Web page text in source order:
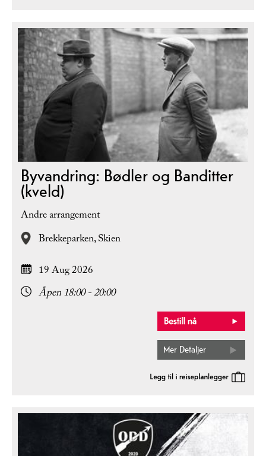
Byvandring: Bødler og Banditter
(kveld)
Andre arrangement
Brekkeparken,Skien
19 Aug 2026
Åpen 18:00 - 20:00
Mer Detaljer